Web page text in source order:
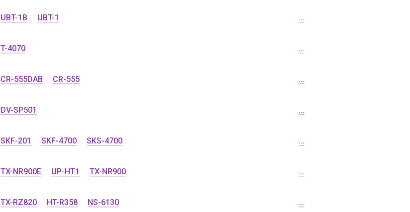
UBT-1B UBT-1 ...
T-4070 ...
CR-555DAB CR-555 ...
DV-SP501 ...
SKF-201 SKF-4700 SKS-4700 ...
TX-NR900E UP-HT1 TX-NR900 ...
TX-RZ820 HT-R358 NS-6130 ...